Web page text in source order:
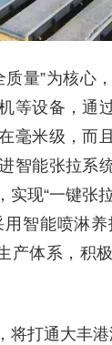
量”为核心
等设备，通
毫米级，而
智能张拉系
现“一键张
智能喷淋
产体系，积
打通大丰